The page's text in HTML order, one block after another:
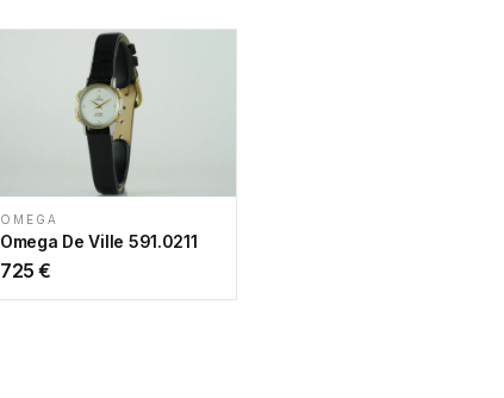
OMEGA
Omega De Ville 591.0211
725 €